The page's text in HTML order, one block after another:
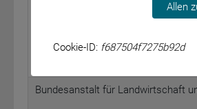
basierten Elektroniklösungen für
Bundesanstalt für Landwirtschaft
Cookie-ID: f687504f7275b92d